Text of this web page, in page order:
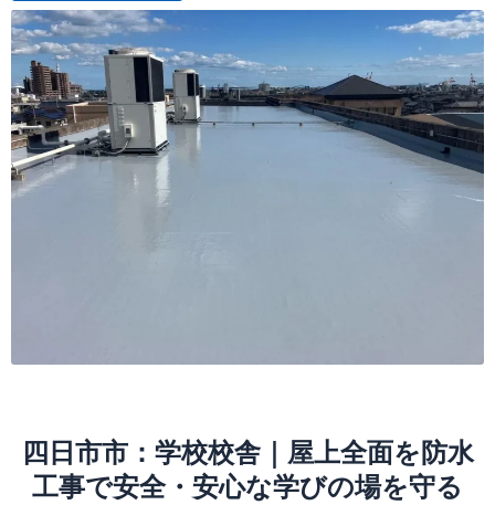
四日市市：学校校舎｜屋上全面を防水
工事で安全・安心な学びの場を守る